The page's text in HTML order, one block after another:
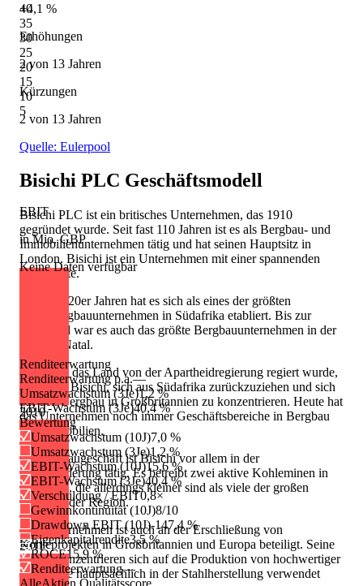
40
35
30
25
20
15
10
5
2010
2011
EBIT
in Mio. GBP
Keine Daten verfügbar
Renditeerwartung
Renditeerwartung p.a.—
Umsatzwachstum (3Je)1,2 %
EBIT-Wachstum (3Je)40,4 %
Bewertung
Umsatzwachstum (10J)7,0 %
Umsatzwachstum (3Je)1,2 %
EBIT-Wachstum (10J)15,6 %
EBIT-Wachstum (3Je)40,4 %
Verschuldung / EBIT0,8×
Gewinnkontinuität (10J)8/10
Drawdown EBIT (10J)-147,4 %
Eigenkapitalrendite3,5 %
ROCE15,9 %
Renditeerwartung—
+4,1 %
Erhöhungen
2 von 13 Jahren
Kürzungen
2 von 13 Jahren
Quelle: Eulerpool
Bisichi PLC Geschäftsmodell
Bisichi PLC ist ein britisches Unternehmen, das 1910
gegründet wurde. Seit fast 110 Jahren ist es als Bergbau- und
Immobilienunternehmen tätig und hat seinen Hauptsitz in
London. Bisichi ist ein Unternehmen mit einer spannenden
Geschichte.
In den 1920er Jahren hat es sich als eines der größten
Kohlebergbauunternehmen in Südafrika etabliert. Bis zur
Apartheid war es auch das größte Bergbauunternehmen in der
Provinz Natal.
Nachdem das Land von der Apartheidregierung regiert wurde,
entschied Bisichi, sich aus Südafrika zurückzuziehen und sich
auf den Bergbau in Großbritannien zu konzentrieren. Heute hat
das Unternehmen noch immer Geschäftsbereiche in Bergbau
und Immobilien.
Im Bergbaugeschäft ist Bisichi vor allem in der
Kohleförderung tätig. Es betreibt zwei aktive Kohleminen in
Südwales, die allerdings kleiner sind als viele der großen
Minen in der Region.
Das Unternehmen ist auch an der Erschließung von
Kohleprojekten in Großbritannien und Europa beteiligt. Seine
Minen konzentrieren sich auf die Produktion von hochwertiger
Kohle, die hauptsächlich in der Stahlherstellung verwendet